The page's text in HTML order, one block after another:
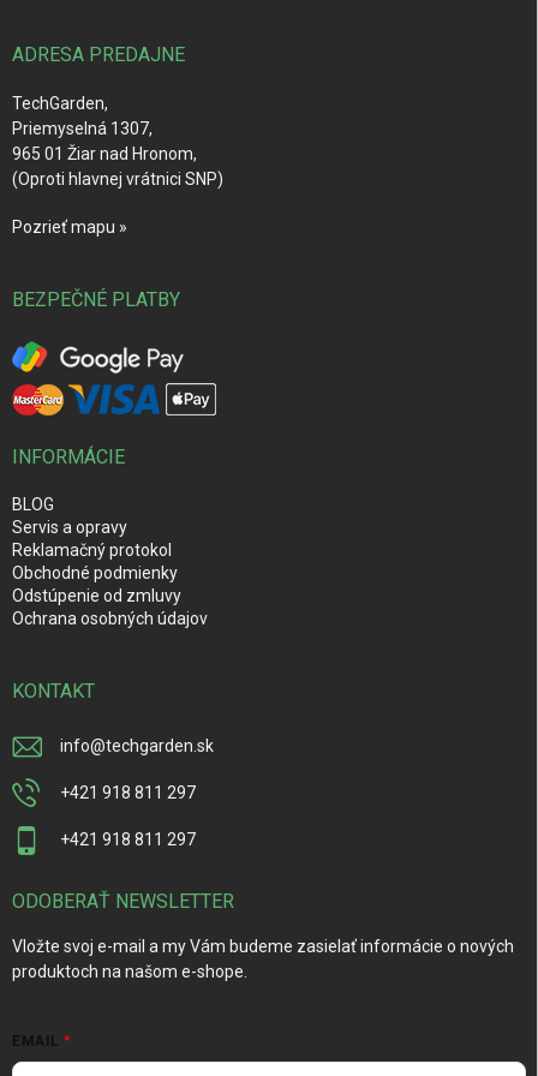
ADRESA PREDAJNE
TechGarden,
Priemyselná 1307,
965 01 Žiar nad Hronom,
(Oproti hlavnej vrátnici SNP)
Pozrieť mapu »
BEZPEČNÉ PLATBY
INFORMÁCIE
BLOG
Servis a opravy
Reklamačný protokol
Obchodné podmienky
Odstúpenie od zmluvy
Ochrana osobných údajov
KONTAKT
info@techgarden.sk
+421 918 811 297
+421 918 811 297
ODOBERAŤ NEWSLETTER
Vložte svoj e-mail a my Vám budeme zasielať informácie o nových
produktoch na našom e-shope.
EMAIL